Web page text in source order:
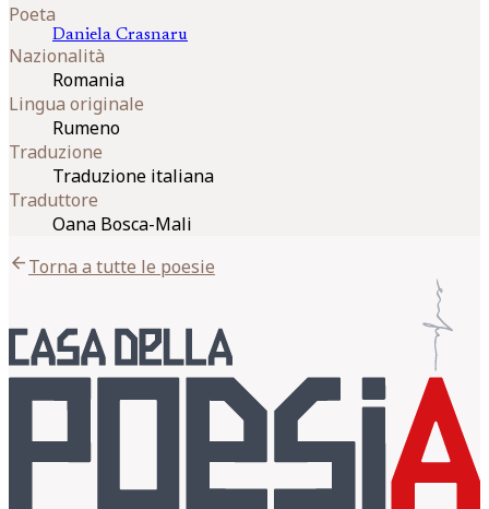
Poeta
Daniela Crasnaru
Nazionalità
Romania
Lingua originale
Rumeno
Traduzione
Traduzione italiana
Traduttore
Oana Bosca-Mali
arrow_backTorna a tutte le poesie